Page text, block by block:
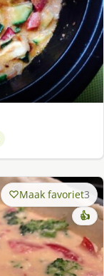
Maak favoriet3
👍